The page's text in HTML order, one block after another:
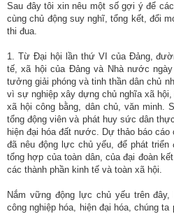
Sau đây tôi xin nêu một số gợi ý để
cùng chủ động suy nghĩ, tổng kết, đổi
thi đua.
1. Từ Đại hội lần thứ VI của Đảng,
tế, xã hội của Đảng và Nhà nước
tưởng giải phóng và tinh thần dân chủ
vì sự nghiệp xây dựng chủ nghĩa xã
xã hội công bằng, dân chủ, văn minh.
tổng động viên và phát huy sức dân
hiện đại hóa đất nước. Dự thảo báo
đã nêu động lực chủ yếu, để phát
tổng hợp của toàn dân, của đại đoàn
các thành phần kinh tế và toàn xã hội.
Nắm vững động lực chủ yếu trên
công nghiệp hóa, hiện đại hóa, chúng